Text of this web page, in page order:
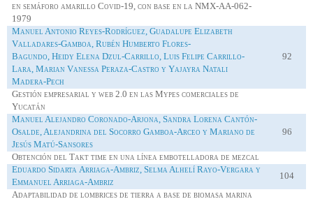
en semáforo amarillo Covid-19, con base en la NMX-AA-062-
1979
Manuel Antonio Reyes-Rodríguez, Guadalupe Elizabeth
Valladares-Gamboa, Rubén Humberto Flores-
Bagundo,Heidy Elena Dzul-Carrillo, Luis Felipe Carrillo-
Lara, Marian Vanessa Peraza-Castro y Yajayra Natali
Madera-Pech
92
Gestión empresarial y web 2.0 en lasMypes comerciales de
Yucatán
Manuel Alejandro Coronado-Arjona, Sandra Lorena Cantón-
Osalde, Alejandrina del Socorro Gamboa-Arceo y Mariano de
JesúsMatú-Sansores
96
Obtención delTakt time en una línea embotelladora de mezcal
EduardoSidarta Arriaga-Ambriz, Selma Alhelí Rayo-Vergara y
Emmanuel Arriaga-Ambriz
104
Adaptabilidad de lombrices de tierra a base de biomasa marina